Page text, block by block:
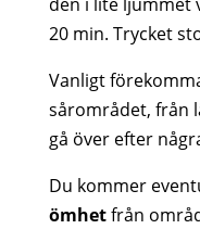
20 min. Trycket
Vanligt
sårområdet, från
gå över efter
Du kommer
ömhetfrån